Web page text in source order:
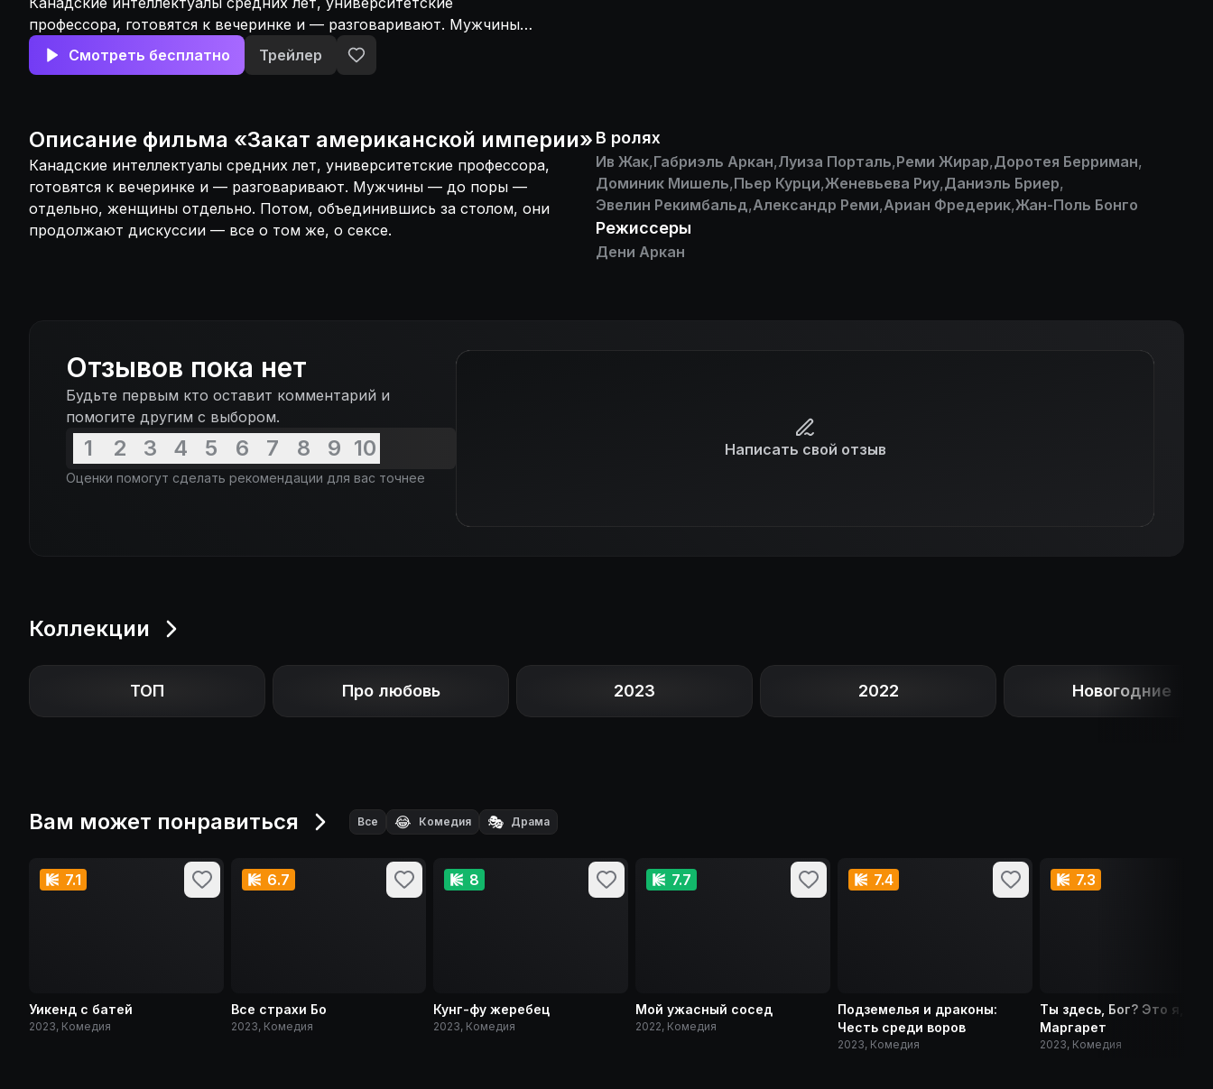
профессора, готовятся к вечеринке и — разговаривают. Мужчины
— до поры — отдельно, женщины отдельно. Потом,
объединившись за столом, они продолжают дискуссии — все о
Смотреть бесплатно Трейлер
Описание фильма «Закат американской империи»
Канадские интеллектуалы средних лет, университетские профессора,
готовятся к вечеринке и — разговаривают. Мужчины — до поры —
отдельно, женщины отдельно. Потом, объединившись за столом, они
продолжают дискуссии — все о том же, о сексе.
В ролях
Ив Жак,Габриэль Аркан,Луиза Порталь,Реми Жирар,Доротея Берриман,
Доминик Мишель,Пьер Курци,Женевьева Риу,Даниэль Бриер,
Эвелин Рекимбальд,Александр Реми,Ариан Фредерик,Жан-Поль Бонго
Режиссеры
Дени Аркан
Отзывов пока нет
Будьте первым кто оставит комментарий и
помогите другим с выбором.
1 2 3 4 5 6 7 8 9 10
Оценки помогут сделать рекомендации для вас точнее
Написать свой отзыв
Коллекции
ТОП Про любовь 2023 2022 Новогодние
Вам может понравиться Все 😂 Комедия 🎭 Драма
7.1
Уикенд с батей
2023, Комедия
6.7
Все страхи Бо
2023, Комедия
8
Кунг-фу жеребец
2023, Комедия
7.7
Мой ужасный сосед
2022, Комедия
7.4
Подземелья и драконы:
Честь среди воров
2023, Комедия
7.3
Ты здесь, Бог? Это я,
Маргарет
2023, Комедия